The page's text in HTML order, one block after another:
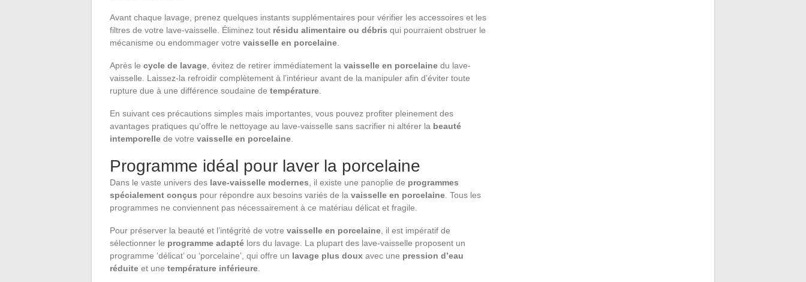
Avant chaque lavage, prenez quelques instants supplémentaires pour vérifier les accessoires et les
filtres de votre lave-vaisselle. Éliminez tout résidu alimentaire ou débris qui pourraient obstruer le
mécanisme ou endommager votre vaisselle en porcelaine
Après le cycle de lavage , évitez de retirer immédiatement la vaisselle en porcelaine du lave-
vaisselle. Laissez-la refroidir complètement à l’intérieur avant de la manipuler afin d’éviter toute
rupture due à une différence soudaine de température
En suivant ces précautions simples mais importantes, vous pouvez profiter pleinement des
avantages pratiques qu’offre le nettoyage au lave-vaisselle sans sacrifier ni altérer la beauté
intemporelle de votre vaisselle en porcelaine
Programme idéal pour laver la porcelaine
Dans le vaste univers des lave-vaisselle modernes , il existe une panoplie de programmes
spécialement conçus pour répondre aux besoins variés de la vaisselle en porcelaine . Tous les
programmes ne conviennent pas nécessairement à ce matériau délicat et fragile.
Pour préserver la beauté et l’intégrité de votre vaisselle en porcelaine , il est impératif de
sélectionner le programme adapté lors du lavage. La plupart des lave-vaisselle proposent un
programme ‘délicat’ ou ‘porcelaine’, qui offre un lavage plus doux avec une pression d’eau
réduite et une température inférieure